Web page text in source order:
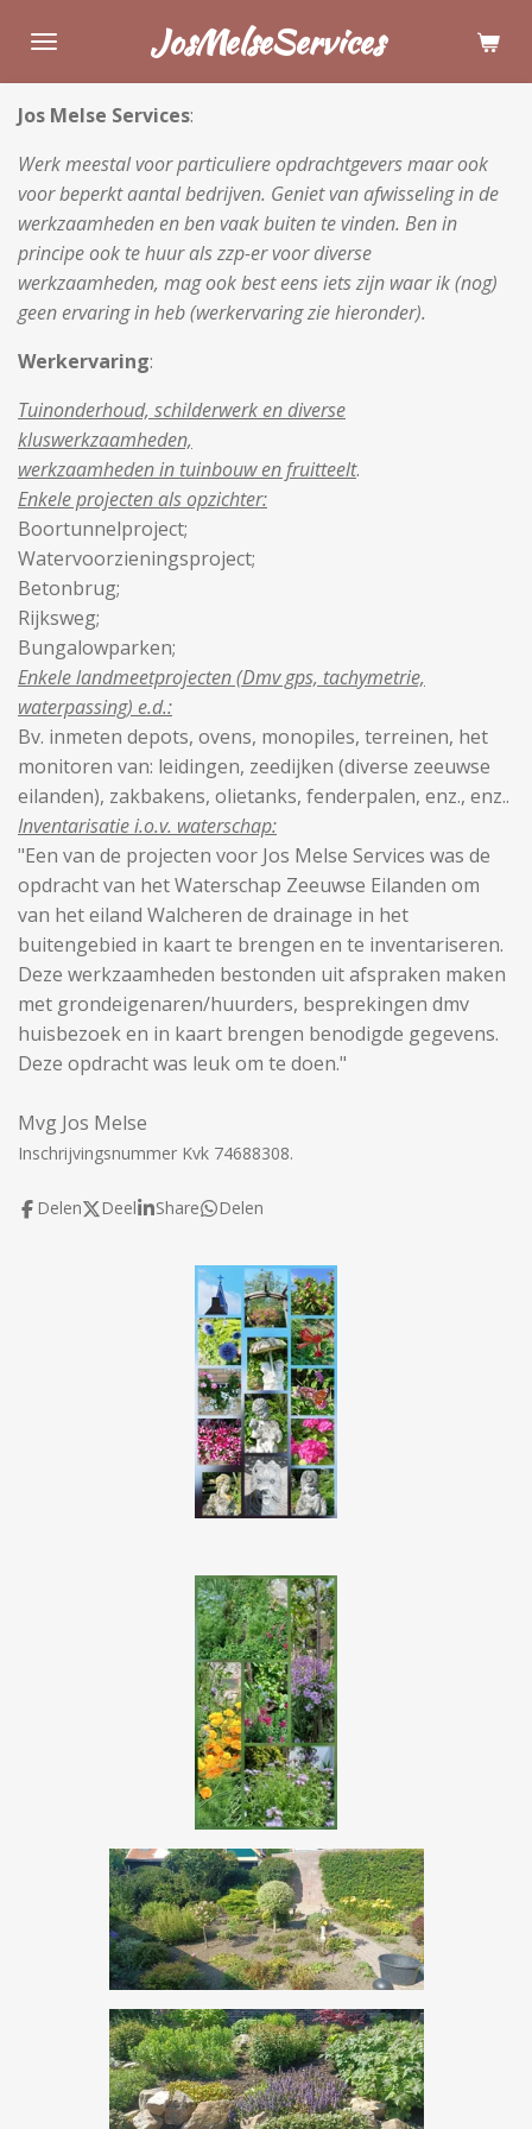
direct
naar
de
JosMelseServices
Jos Melse Services:
Werk meestal voor particuliere opdrachtgevers maar ook
voor beperkt aantal bedrijven. Geniet van afwisseling in de
werkzaamheden en ben vaak buiten te vinden. Ben in
principe ook te huur als zzp-er voor diverse
werkzaamheden, mag ook best eens iets zijn waar ik (nog)
geen ervaring in heb (werkervaring zie hieronder).
Werkervaring:
Tuinonderhoud, schilderwerk en diverse
kluswerkzaamheden,
werkzaamheden in tuinbouw en fruitteelt.
Enkele projecten als opzichter:
Boortunnelproject;
Watervoorzieningsproject;
Betonbrug;
Rijksweg;
Bungalowparken;
Enkele landmeetprojecten (Dmv gps, tachymetrie,
waterpassing) e.d.:
Bv. inmeten depots, ovens, monopiles, terreinen, het
monitoren van: leidingen, zeedijken (diverse zeeuwse
eilanden), zakbakens, olietanks, fenderpalen, enz., enz..
Inventarisatie i.o.v. waterschap:
"Een van de projecten voor Jos Melse Services was de
opdracht van het Waterschap Zeeuwse Eilanden om
van het eiland Walcheren de drainage in het
buitengebied in kaart te brengen en te inventariseren.
Deze werkzaamheden bestonden uit afspraken maken
met grondeigenaren/huurders, besprekingen dmv
huisbezoek en in kaart brengen benodigde gegevens.
Deze opdracht was leuk om te doen."
Mvg Jos Melse
Inschrijvingsnummer Kvk 74688308.
Delen Deel Share Delen